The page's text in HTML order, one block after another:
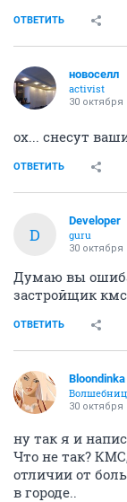
ОТВЕТИТЬ
новоселл
activist
30 октября
ох... снесут
ОТВЕТИТЬ
D
Developer
guru
30 октября
Думаю вы
застройщик
ОТВЕТИТЬ
Bloondinka
30 октября
ну так я и
Что не так?
отличии от
в городе..